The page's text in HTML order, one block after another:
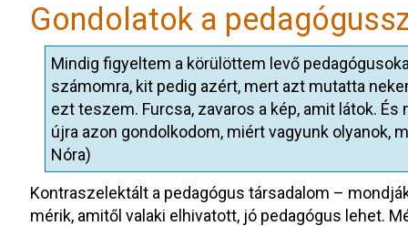
Gondolatok a
Mindig figyeltem a körülöttem levő
számomra, kit pedig azért, mert azt mutatta
ezt teszem. Furcsa, zavaros a kép, amit látok.
újra azon gondolkodom, miért vagyunk olyanok,
Nóra)
Kontraszelektált a pedagógus társadalom –
mérik, amitől valaki elhivatott, jó pedagógus lehet.